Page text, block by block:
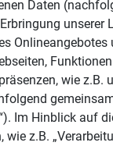
Daten
unserer
Onlineangebotes
wie z.B.
Im Hinblick auf
wie z.B.